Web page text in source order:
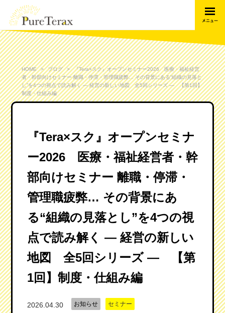
HOME ブログ
『Tera×スク』オープンセミナー2026 医療・福祉経営
者・幹部向けセミナー 離職・停滞・管理職疲弊… その背景にある“組織の見落と
し”を4つの視点で読み解く ― 経営の新しい地図 全5回シリーズ ― 【第1回】
制度・仕組み編
『Tera×スク』オープンセミナ
ー2026 医療・福祉経営者・幹
部向けセミナー 離職・停滞・
管理職疲弊… その背景にあ
る“組織の見落とし”を4つの視
点で読み解く ― 経営の新しい
地図 全5回シリーズ ― 【第
1回】制度・仕組み編
2026.04.30 お知らせ セミナー